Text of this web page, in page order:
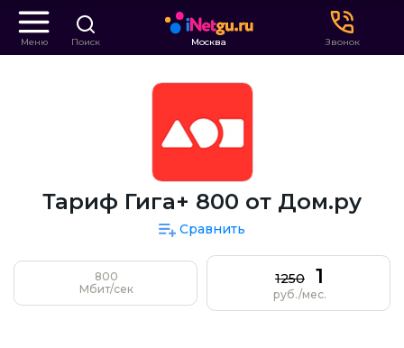
Меню Поиск Москва Звонок
Тариф Гига+ 800 от Дом.ру
Сравнить
800
Мбит/сек
1250 1
руб./мес.